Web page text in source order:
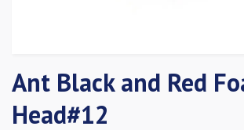
Ant Black and Red
Head#12